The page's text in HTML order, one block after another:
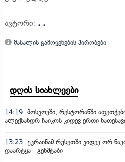
ავტორი: . .
მასალის გამოყენების პირობები
დღის სიახლეები
14:19 მოსკოვში, რესტორანში
ალექსანდრ ჩაიკოს კიდევ ერთი
13:23 უკრაინამ რუსეთში კიდევ ორ
დაარტყა - გენშტაბი